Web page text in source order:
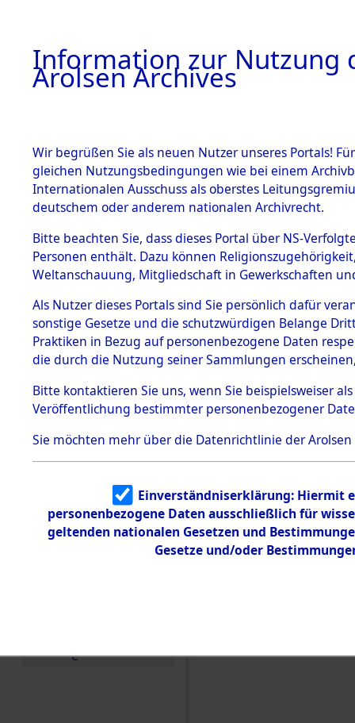
BILD
BESTÄNDE
1.
mente
5. Verschiedenes
5.3
Todesmärsche
5.3.1 Alliierte
Erhebungen
zu
Todesmärsch
en
5.3.2
Identifizierun
5.3.3
Todesmärsch
e
Todesmärschen.
0005 (84608548)
Einen Kommentar
verstorbenen Opfern
und von
Information zur Nutzung
Arolsen Archives
Wir begrüßen Sie als neuen Nutzer unseres Portals!
gleichen Nutzungsbedingungen wie bei einem
Internationalen Ausschuss als oberstes
deutschem oder anderem nationalen Archivrecht.
Bitte beachten Sie, dass dieses Portal über NS-
Personen enthält. Dazu können
Weltanschauung, Mitgliedschaft in Gewerkschaften
Als Nutzer dieses Portals sind Sie persönlich dafür
sonstige Gesetze und die schutzwürdigen Belange
Praktiken in Bezug auf personenbezogene Daten
die durch die Nutzung seiner Sammlungen
Bitte kontaktieren Sie uns, wenn Sie beispielsweiser
Veröffentlichung bestimmter personenbezogener
Sie möchten mehr über die Datenrichtlinie der Arolsen
Einverständniserklärung: Hiermit
personenbezogene Daten ausschließlich für
geltenden nationalen Gesetzen und
Gesetze und/oder